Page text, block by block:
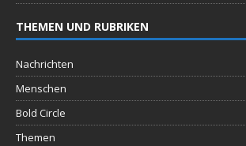
THEMEN UND RUBRIKEN
Nachrichten
Menschen
Bold Circle
Themen